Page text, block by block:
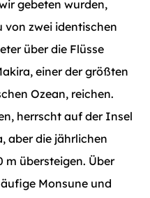
gebeten wurden,
von zwei identischen
über die Flüsse
einer der größten
Ozean, reichen.
herrscht auf der Insel
aber die jährlichen
m übersteigen. Über
Monsune und